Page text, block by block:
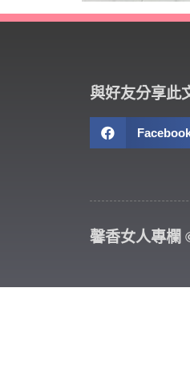
與好友分享此
馨香女人專欄